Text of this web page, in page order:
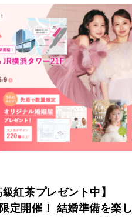
級紅茶プレゼント中】
定開催！ 結婚準備を楽し